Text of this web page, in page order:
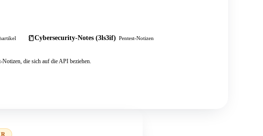
Cybersecurity-Notes (3ls3if) Pentest-Notizen
die sich auf die API beziehen.